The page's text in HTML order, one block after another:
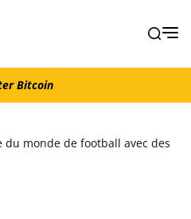
Bitcoin
Bitcoin
monde de football avec des